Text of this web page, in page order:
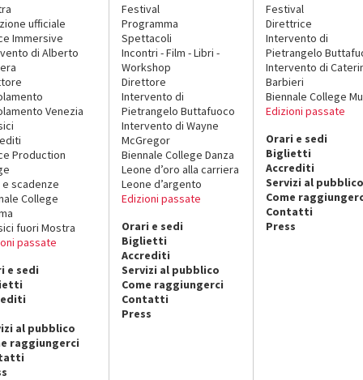
ufficiale
Immersive
di Alberto
Venezia
Production
e scadenze
College
fuori Mostra
passate
e sedi
al pubblico
raggiungerci
Festival
Programma
Spettacoli
Incontri - Film - Libri -
Workshop
Direttore
Intervento di
Pietrangelo Buttafuoco
Intervento di Wayne
McGregor
Biennale College Danza
Leone d’oro alla carriera
Leone d’argento
Edizioni passate
Orari e sedi
Biglietti
Accrediti
Servizi al pubblico
Come raggiungerci
Contatti
Press
Festival
Direttrice
Intervento di
Pietrangelo
Intervento di
Barbieri
Biennale College
Edizioni passate
Orari e sedi
Biglietti
Accrediti
Servizi al pubblico
Come
Contatti
Press